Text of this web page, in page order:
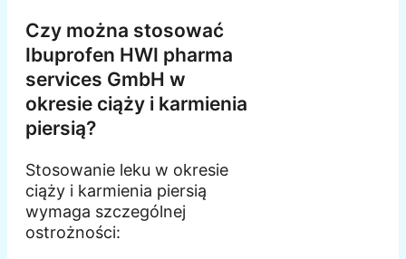
Czy można stosować
Ibuprofen HWI pharma
services GmbH w
okresie ciąży i karmienia
piersią?
Stosowanie leku w okresie
ciąży i karmienia piersią
wymaga szczególnej
ostrożności: